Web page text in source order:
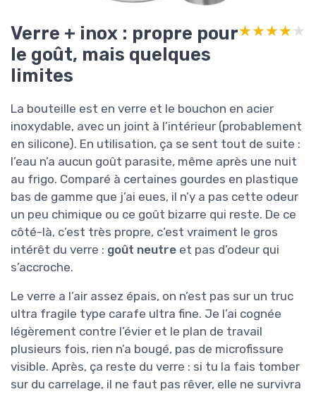
Verre + inox : propre pour
le goût, mais quelques
limites
★★★★★
★★★★★
La bouteille est en verre et le bouchon en acier
inoxydable, avec un joint à l’intérieur (probablement
en silicone). En utilisation, ça se sent tout de suite :
l’eau n’a aucun goût parasite, même après une nuit
au frigo. Comparé à certaines gourdes en plastique
bas de gamme que j’ai eues, il n’y a pas cette odeur
un peu chimique ou ce goût bizarre qui reste. De ce
côté-là, c’est très propre, c’est vraiment le gros
intérêt du verre : goût neutre et pas d’odeur qui
s’accroche.
Le verre a l’air assez épais, on n’est pas sur un truc
ultra fragile type carafe ultra fine. Je l’ai cognée
légèrement contre l’évier et le plan de travail
plusieurs fois, rien n’a bougé, pas de microfissure
visible. Après, ça reste du verre : si tu la fais tomber
sur du carrelage, il ne faut pas rêver, elle ne survivra